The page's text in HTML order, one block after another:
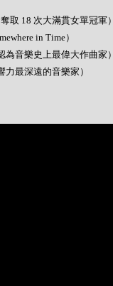
取 18 次大滿貫女單冠軍
in Time）
為音樂史上最偉大作曲家
最深遠的音樂家）